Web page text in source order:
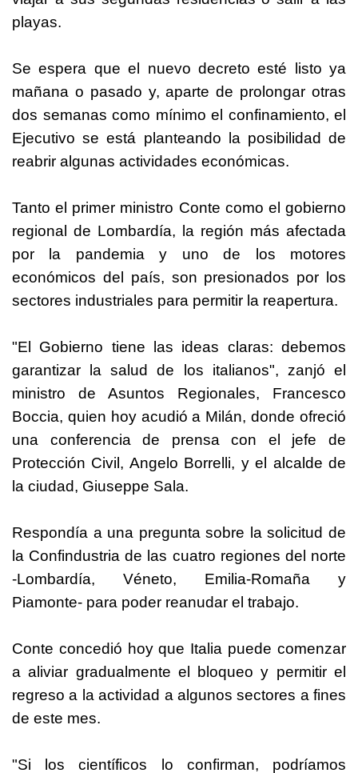
playas.
Se espera que el nuevo decreto esté listo ya
mañana o pasado y, aparte de prolongar otras
dos semanas como mínimo el confinamiento, el
Ejecutivo se está planteando la posibilidad de
reabrir algunas actividades económicas.
Tanto el primer ministro Conte como el gobierno
regional de Lombardía, la región más afectada
por la pandemia y uno de los motores
económicos del país, son presionados por los
sectores industriales para permitir la reapertura.
"El Gobierno tiene las ideas claras: debemos
garantizar la salud de los italianos", zanjó el
ministro de Asuntos Regionales, Francesco
Boccia, quien hoy acudió a Milán, donde ofreció
una conferencia de prensa con el jefe de
Protección Civil, Angelo Borrelli, y el alcalde de
la ciudad, Giuseppe Sala.
Respondía a una pregunta sobre la solicitud de
la Confindustria de las cuatro regiones del norte
-Lombardía, Véneto, Emilia-Romaña y
Piamonte- para poder reanudar el trabajo.
Conte concedió hoy que Italia puede comenzar
a aliviar gradualmente el bloqueo y permitir el
regreso a la actividad a algunos sectores a fines
de este mes.
"Si los científicos lo confirman, podríamos